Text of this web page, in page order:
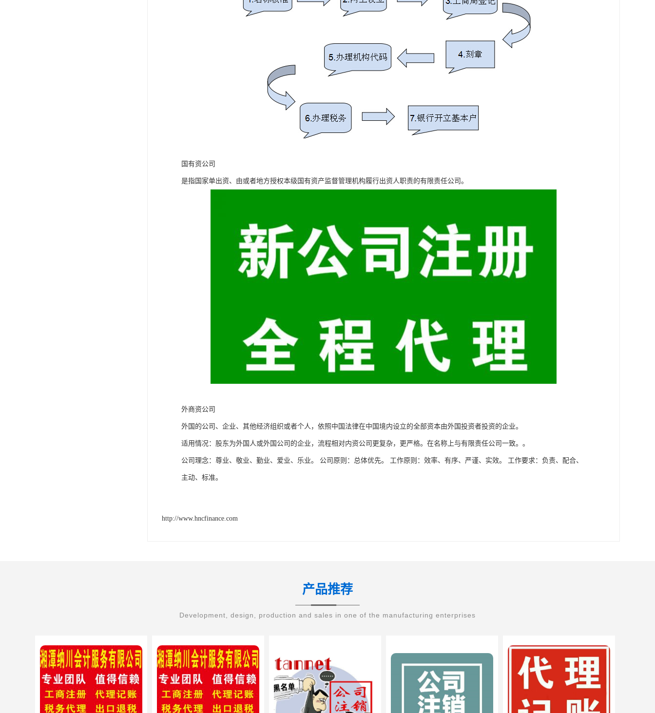
国有资公司
是指国家单出资、由或者地方授权本级国有资产监督管理机构履行出资人职责的有限责任公司。
外商资公司
外国的公司、企业、其他经济组织或者个人，依照中国法律在中国境内设立的全部资本由外国投资者投资的企业。
适用情况：股东为外国人或外国公司的企业，流程相对内资公司更复杂，更严格。在名称上与有限责任公司一致。。
公司理念：尊业、敬业、勤业、爱业、乐业。 公司原则：总体优先。 工作原则：效率、有序、严谨、实效。 工作要求：负责、配合、
主动、标准。
http://www.hncfinance.com
产品推荐
Development, design, production and sales in one of the manufacturing enterprises